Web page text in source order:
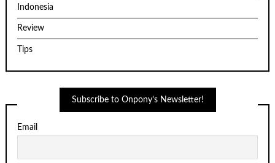
Indonesia
Review
Tips
Subscribe to Onpony’s Newsletter!
Email